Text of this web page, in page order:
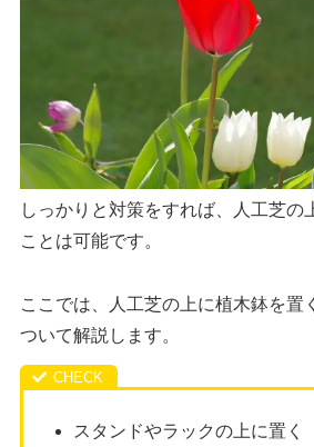
しっかりと対策をすれば、人工芝の
ことは可能です。
ここでは、人工芝の上に植木鉢を置
ついて解説します。
スタンドやラックの上に置く